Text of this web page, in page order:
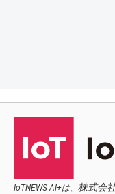
IoTNEWS AI+は、 株式会